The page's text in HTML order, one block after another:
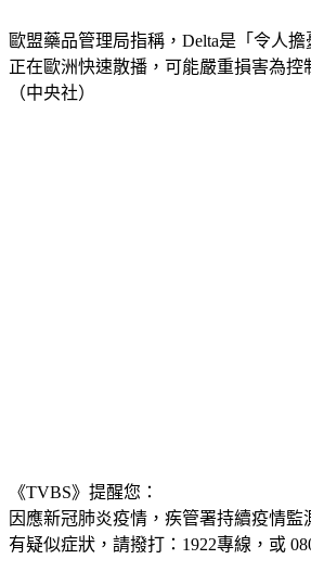
歐盟藥品管理局指稱，Delta是「令人擔
正在歐洲快速散播，可能嚴重損害為控
（中央社）
《TVBS》提醒您：
因應新冠肺炎疫情，疾管署持續疫情監
有疑似症狀，請撥打：1922專線，或